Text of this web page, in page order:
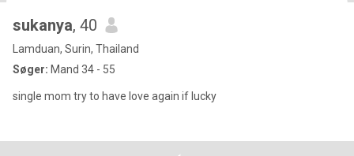
sukanya, 40
Lamduan, Surin, Thailand
Søger: Mand 34 - 55
single mom try to have love again if lucky